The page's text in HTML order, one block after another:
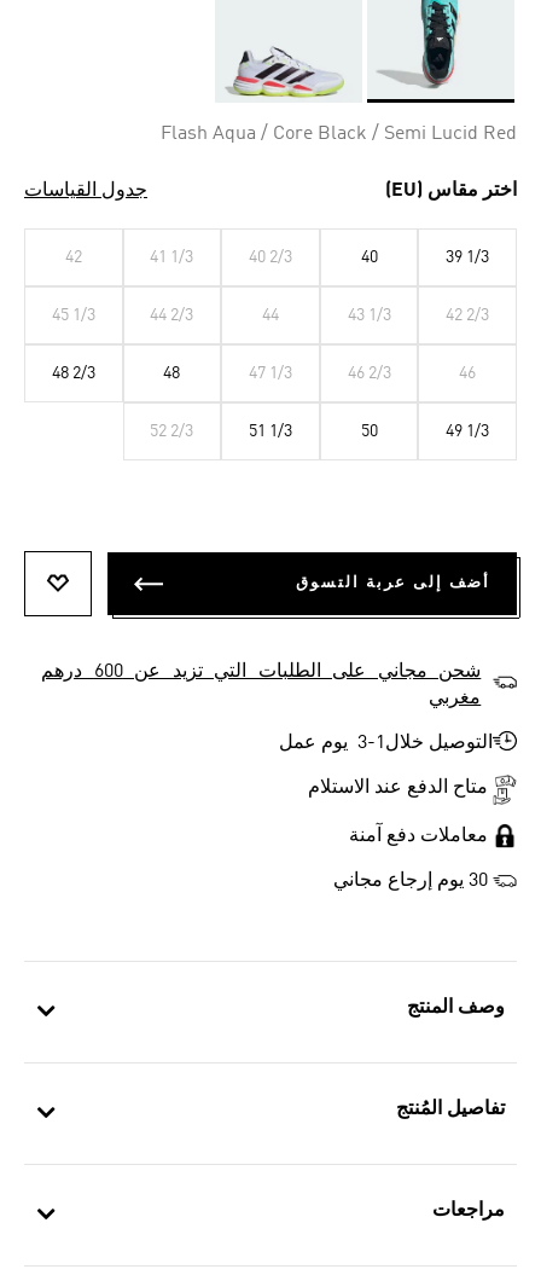
وصف المنتج
تفاصيل المُنتج
مراجعات
Flash Aqua / Core Black / Semi Lucid Red
اختر مقاس (EU) جدول القياسات
39 1/3
40
40 2/3
41 1/3
42
42 2/3
43 1/3
44
44 2/3
45 1/3
46
46 2/3
47 1/3
48
48 2/3
49 1/3
50
51 1/3
52 2/3
أضف إلى عربة التسوق
شحن مجاني على الطلبات التي تزيد عن 600 درهم
مغربي
التوصيل خلال1-3 يوم عمل
متاح الدفع عند الاستلام
معاملات دفع آمنة